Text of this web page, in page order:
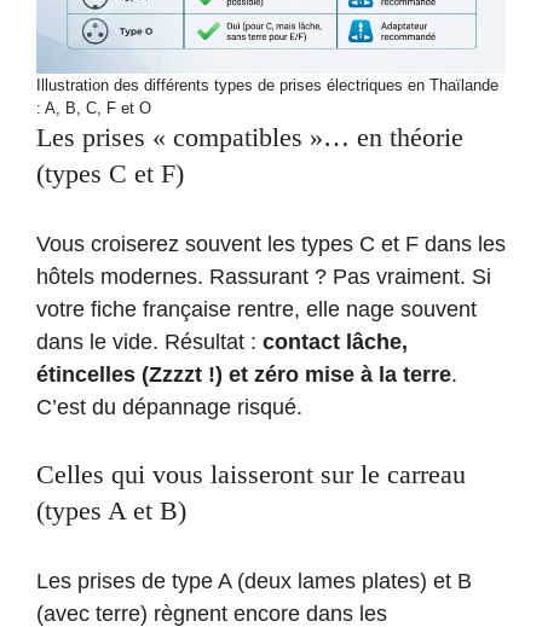
Illustration des différents types de prises électriques en Thaïlande
: A, B, C, F et O
Les prises « compatibles »… en théorie
(types C et F)
Vous croiserez souvent les types C et F dans les
hôtels modernes. Rassurant ? Pas vraiment. Si
votre fiche française rentre, elle nage souvent
dans le vide. Résultat : contact lâche,
étincelles (Zzzzt !) et zéro mise à la terre.
C’est du dépannage risqué.
Celles qui vous laisseront sur le carreau
(types A et B)
Les prises de type A (deux lames plates) et B
(avec terre) règnent encore dans les